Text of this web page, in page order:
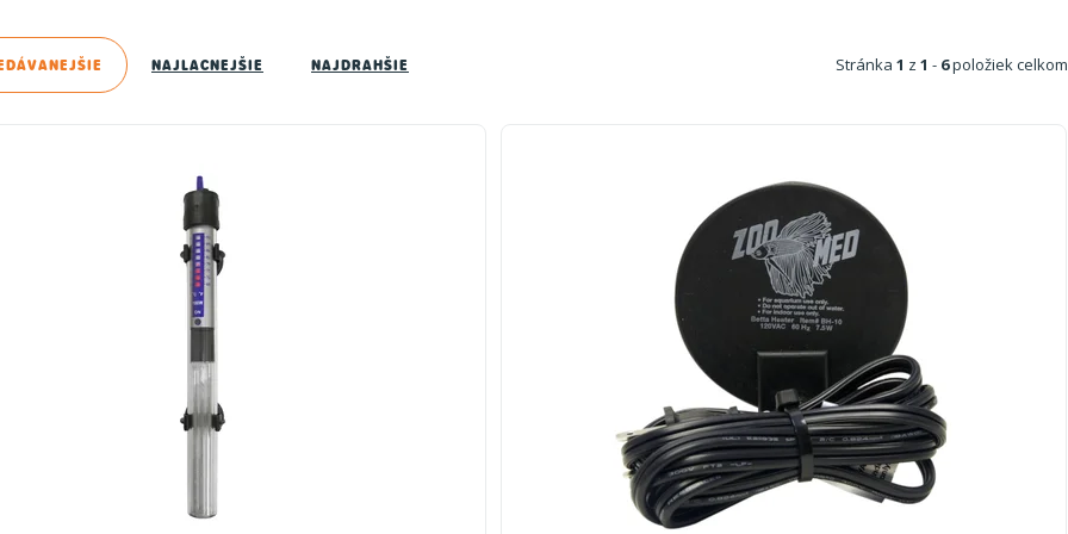
Stránka 1 z 1 - 6položiek celkom
NAJLACNEJŠIE NAJDRAHŠIE